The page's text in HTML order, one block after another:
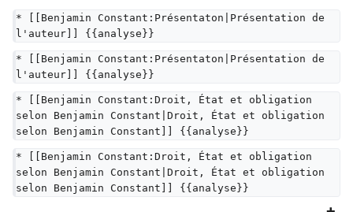
* [[Benjamin Constant:Présentaton|Présentation de
l'auteur]] {{analyse}}
* [[Benjamin Constant:Présentaton|Présentation de
l'auteur]] {{analyse}}
* [[Benjamin Constant:Droit, État et obligation
selon Benjamin Constant|Droit, État et obligation
selon Benjamin Constant]] {{analyse}}
* [[Benjamin Constant:Droit, État et obligation
selon Benjamin Constant|Droit, État et obligation
selon Benjamin Constant]] {{analyse}}